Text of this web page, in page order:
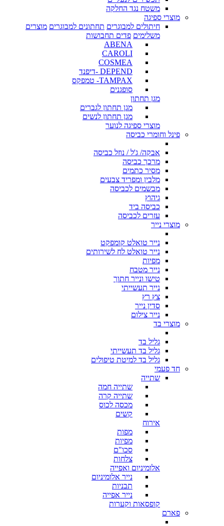
משטח נגד החלקה
מוצרי ספיגה
חיתולים למבוגרים תחתונים למבוגרים מוצרים
משלימים פדים תחבושות
ABENA
CAROLI
COSMEA
DEPEND -דיפנד
TAMPAX- טמפקס
סופגנים
מגן תחתון
מגן תחתון לגברים
מגן תחתון לנשים
מוצרי ספיגה לנוער
פינל וחומרי כביסה
אבקה/ ג'ל / נוזל כביסה
מרכך כביסה
מסיר כתמים
מלבין ומפריד צבעים
מבשמים לכביסה
גיהוץ
כביסה ביד
עזרים לכביסה
מוצרי נייר
נייר טואלט קומפקט
נייר טואלט לח לשירותים
מפיות
נייר מטבח
טישו ונייר חתוך
נייר תעשייתי
צץ רץ
סדין נייר
נייר צילום
מוצרי בד
גליל בד
גליל בד תעשייתי
גליל בד למיטת טיפולים
חד פעמי
שתייה
שתייה חמה
שתייה קרה
מכסה לכוס
קשים
אירוח
מפות
מפיות
סכו"ם
צלחות
אלומיניום ואפייה
נייר אלומיניום
תבניות
נייר אפייה
קופסאות וקערות
פארם